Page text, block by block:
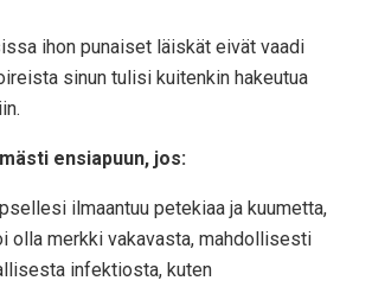
ihon punaiset läiskät eivät vaadi
sinun tulisi kuitenkin hakeutua
ensiapuun, jos:
ilmaantuu petekiaa ja kuumetta,
olla merkki vakavasta, mahdollisesti
infektiosta, kuten